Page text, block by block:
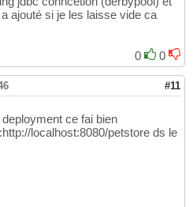
ajouté si je les laisse vide ca
0
0
#11
ce fai bien
localhost:8080/petstore ds le